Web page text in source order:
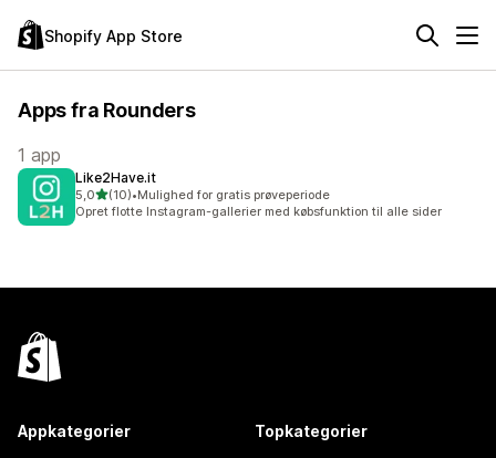
Shopify App Store
Apps fra Rounders
1 app
Like2Have.it
5,0ud af 5 stjerner
(10)
10 anmeldelser i alt
•Mulighed for gratis prøveperiode
Opret flotte Instagram-gallerier med købsfunktion til alle sider
Appkategorier Topkategorier